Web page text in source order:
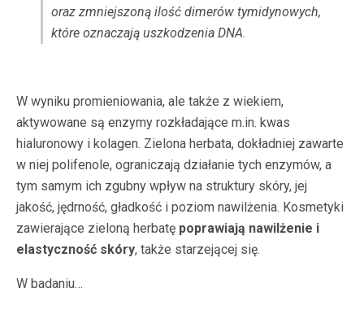
oraz zmniejszoną ilość dimerów tymidynowych,
które oznaczają uszkodzenia DNA.
W wyniku promieniowania, ale także z wiekiem,
aktywowane są enzymy rozkładające m.in. kwas
hialuronowy i kolagen. Zielona herbata, dokładniej zawarte
w niej polifenole, ograniczają działanie tych enzymów, a
tym samym ich zgubny wpływ na struktury skóry, jej
jakość, jędrność, gładkość i poziom nawilżenia. Kosmetyki
zawierające zieloną herbatę poprawiają nawilżenie i
elastyczność skóry, także starzejącej się.
W badaniu…